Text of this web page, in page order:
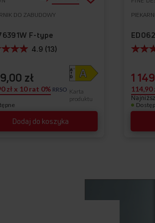
DO ZABUDOWY
F-type
Dodaj do koszyka
4.9 (13)
Karta
produktu
zł
zł x 10 rat 0% RRSO
1
114,90